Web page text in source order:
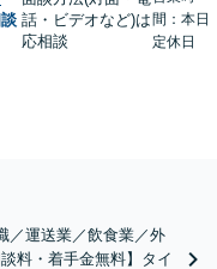
話・ビデオなど)は
応相談
間：本日
定休日
／運送業／飲食業／外
料・着手金無料】タイ